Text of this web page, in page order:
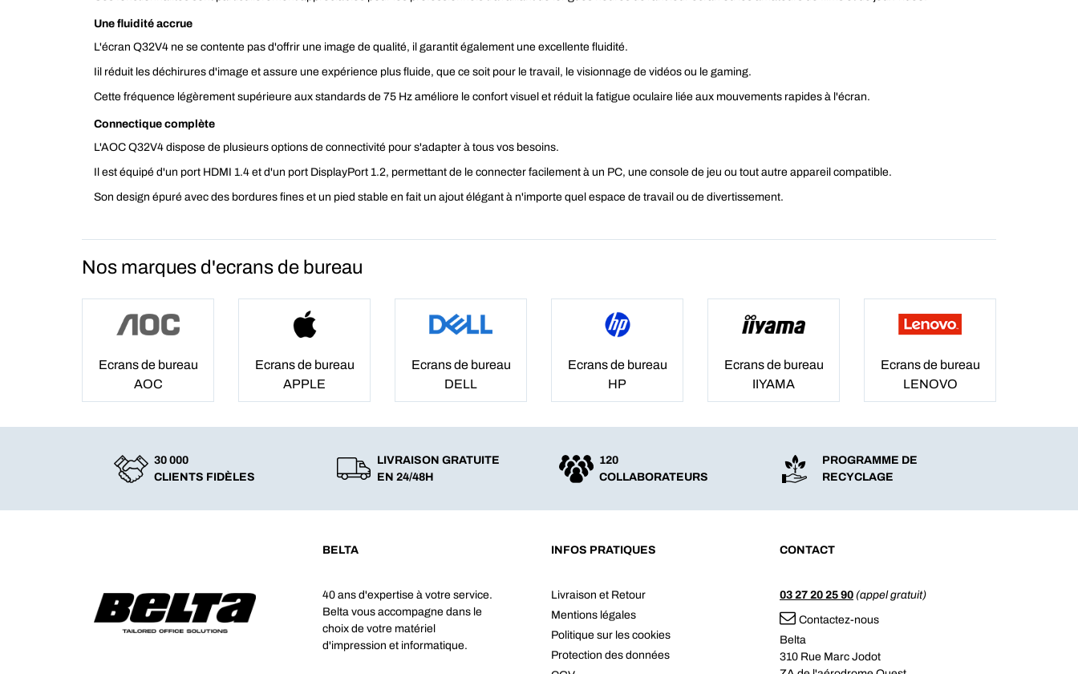
Une fluidité accrue
L'écran Q32V4 ne se contente pas d'offrir une image de qualité, il garantit également une excellente fluidité.
Iil réduit les déchirures d'image et assure une expérience plus fluide, que ce soit pour le travail, le visionnage de vidéos ou le gaming.
Cette fréquence légèrement supérieure aux standards de 75 Hz améliore le confort visuel et réduit la fatigue oculaire liée aux mouvements rapides à l'écran.
Connectique complète
L'AOC Q32V4 dispose de plusieurs options de connectivité pour s'adapter à tous vos besoins.
Il est équipé d'un port HDMI 1.4 et d'un port DisplayPort 1.2, permettant de le connecter facilement à un PC, une console de jeu ou tout autre appareil compatible.
Son design épuré avec des bordures fines et un pied stable en fait un ajout élégant à n'importe quel espace de travail ou de divertissement.
Nos marques d'ecrans de bureau
Ecrans de bureau
AOC
Ecrans de bureau
APPLE
Ecrans de bureau
DELL
Ecrans de bureau
HP
Ecrans de bureau
IIYAMA
Ecrans de bureau
LENOVO
30 000
CLIENTS FIDÈLES
LIVRAISON GRATUITE
EN 24/48H
120
COLLABORATEURS
PROGRAMME DE
RECYCLAGE
BELTA
40 ans d'expertise à votre service.
Belta vous accompagne dans le
choix de votre matériel
d'impression et informatique.
INFOS PRATIQUES
Livraison et Retour
Mentions légales
Politique sur les cookies
Protection des données
CONTACT
03 27 20 25 90 (appel gratuit)
Contactez-nous
Belta
310 Rue Marc Jodot